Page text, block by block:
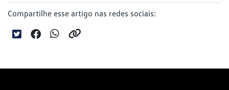
Compartilhe esse artigo nas redes sociais: